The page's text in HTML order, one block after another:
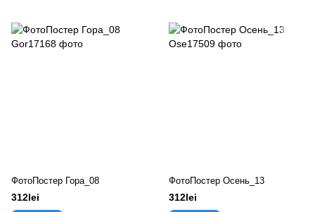
ФотоПостер Гора_08
312lei
ФотоПостер Осень_13
312lei